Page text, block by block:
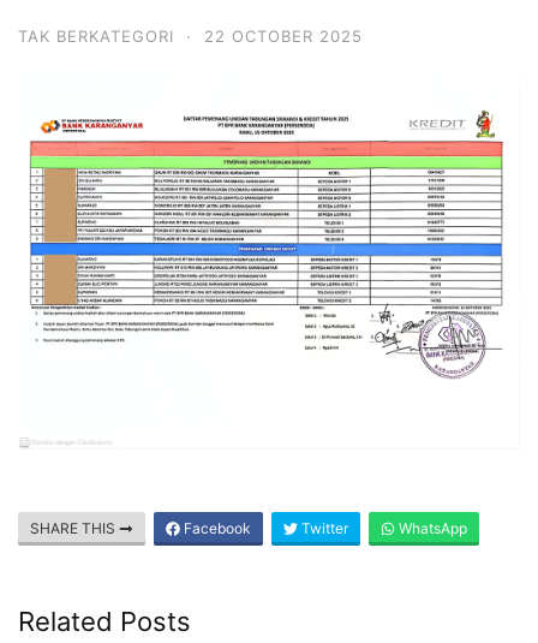
TAK BERKATEGORI · 22 OCTOBER 2025
SHARE THIS Facebook Twitter WhatsApp
Related Posts